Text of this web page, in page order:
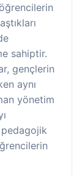
sahiptir.
gençlerin
aynı
yönetim